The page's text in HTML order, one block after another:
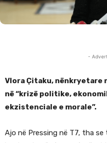
-
Vlora Çitaku, nënkryetare
në “krizë politike,
ekzistenciale e morale”.
Ajo në Pressing në T7, tha se